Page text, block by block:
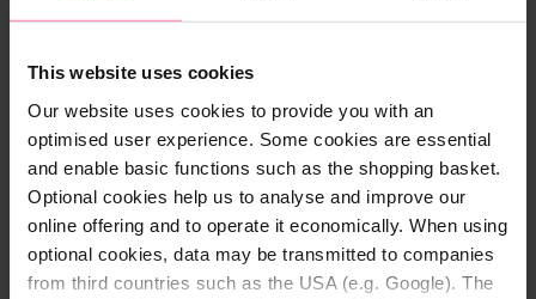
This website uses cookies
Our website uses cookies to provide you with an
optimised user experience. Some cookies are essential
and enable basic functions such as the shopping basket.
Optional cookies help us to analyse and improve our
online offering and to operate it economically. When using
optional cookies, data may be transmitted to companies
from third countries such as the USA (e.g. Google). The
Gasbläschen, die während der Hochdruck-
Eine perfekte Crema zeichnet sich durch ihre
dichte, gleichmäßige Struktur und ihren seidigen
Glanz aus. Sie ist das Markenzeichen eines
erstklassigen Espressos und ein unverzichtbarer
Bestandteil des Kaffeegenusses.